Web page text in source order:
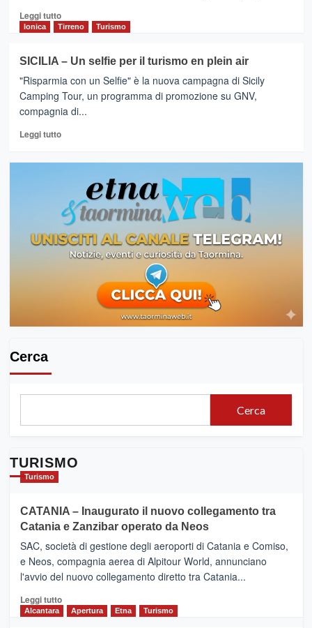
Leggi tuttoLeggi
di
CASTIGLIONE
DI
SICILIA-
Una
Notte
Romantica
Ionica Tirreno Turismo
SICILIA – Un selfie per il turismo en plein air
"Risparmia con un Selfie" è la nuova campagna di Sicily
Camping Tour, un programma di promozione su GNV,
compagnia di...
Leggi tuttoLeggi
SICILIA
Un
selfie
per
Cerca
Cerca
TURISMO
Turismo
CATANIA – Inaugurato il nuovo collegamento tra
Catania e Zanzibar operato da Neos
SAC, società di gestione degli aeroporti di Catania e Comiso,
e Neos, compagnia aerea di Alpitour World, annunciano
l'avvio del nuovo collegamento diretto tra Catania...
Leggi tuttoLeggi
Alcantara Apertura Etna Turismo